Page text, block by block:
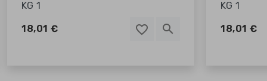
favorite_border
favorite_border
favorite_border
KG 1
18,01 € search
KG 1
18,01 €